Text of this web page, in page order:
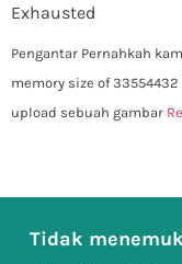
Exhausted
Pengantar Pernahkah
memory size of
upload sebuah gambar
Tidak